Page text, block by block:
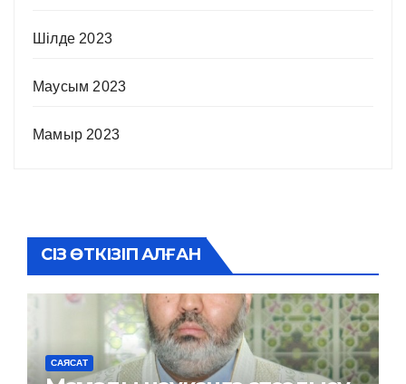
Шілде 2023
Маусым 2023
Мамыр 2023
СІЗ ӨТКІЗІП АЛҒАН
САЯСАТ